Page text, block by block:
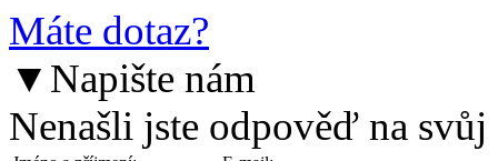
Máte dotaz?
▼ Napište nám
Nenašli jste odpověď na